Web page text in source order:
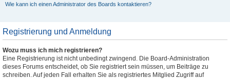
Wie kann ich einen Administrator des Boards kontaktieren?
Registrierung und Anmeldung
Wozu muss ich mich registrieren?
Eine Registrierung ist nicht unbedingt zwingend. Die Board-Administration
dieses Forums entscheidet, ob Sie registriert sein müssen, um Beiträge zu
schreiben. Auf jeden Fall erhalten Sie als registriertes Mitglied Zugriff auf